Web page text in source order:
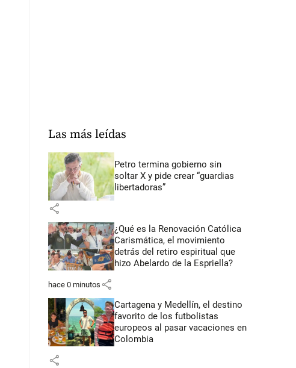
Las más leídas
Petro termina gobierno sin
soltar X y pide crear “guardias
libertadoras”
share
¿Qué es la Renovación Católica
Carismática, el movimiento
detrás del retiro espiritual que
hizo Abelardo de la Espriella?
hace 0 minutos share
Cartagena y Medellín, el destino
favorito de los futbolistas
europeos al pasar vacaciones en
Colombia
share